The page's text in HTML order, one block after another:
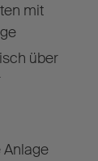
mit
über
Anlage